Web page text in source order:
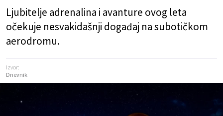
Ljubitelje adrenalina i avanture ovog leta
očekuje nesvakidašnji događaj na subotičkom
aerodromu.
Izvor:
Dnevnik